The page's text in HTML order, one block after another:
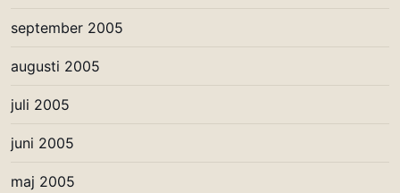
september 2005
augusti 2005
juli 2005
juni 2005
maj 2005